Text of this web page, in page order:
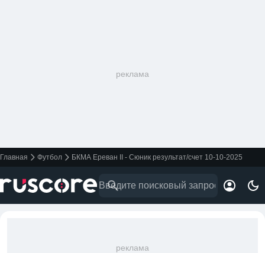
реклама
Главная Футбол БКМА Ереван II - Сюник результат/счет 10-10-2025
реклама